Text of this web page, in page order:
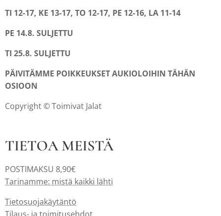
TI 12-17, KE 13-17, TO 12-17, PE 12-16, LA 11-14
PE 14.8. SULJETTU
TI 25.8. SULJETTU
PÄIVITÄMME POIKKEUKSET AUKIOLOIHIN TÄHÄN
OSIOON
Copyright © Toimivat Jalat
TIETOA MEISTÄ
POSTIMAKSU 8,90€
Tarinamme: mistä kaikki lähti
Tietosuojakäytäntö